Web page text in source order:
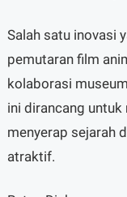
Salah satu inovasi
pemutaran film
kolaborasi
ini dirancang
menyerap sejarah
atraktif.